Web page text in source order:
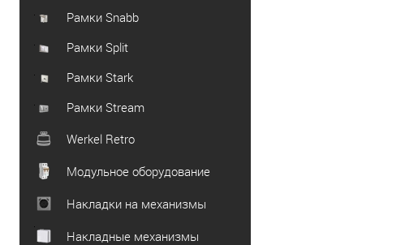
Рамки Snabb
Рамки Split
Рамки Stark
Рамки Stream
Werkel Retro
Модульное оборудование
Накладки на механизмы
Накладные механизмы